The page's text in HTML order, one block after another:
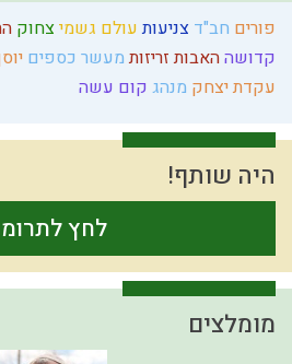
פורים חב"ד צניעותעולם גשמיצחוק
קדושההאבותזריזותמעשר כספים
עקדת יצחק מנהג קום עשה
היה שותף!
לחץ
מומלצים